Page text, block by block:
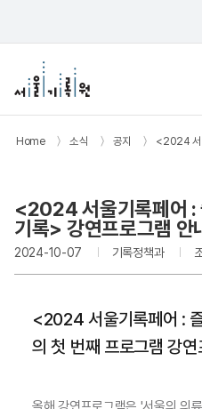
Home 〉 소식 〉 공지 〉
<2024 서울기록페어 :
기록> 강연프로그램 안
2024-10-07 기록정책과
<2024 서울기록페어 :
의 첫 번째 프로그램 강